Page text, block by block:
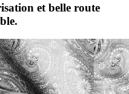
et belle route